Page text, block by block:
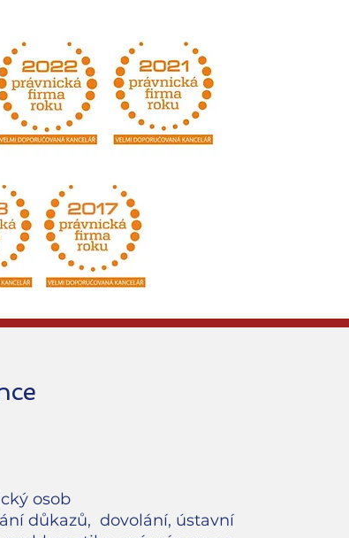
osob
důkazů, dovolání, ústavní